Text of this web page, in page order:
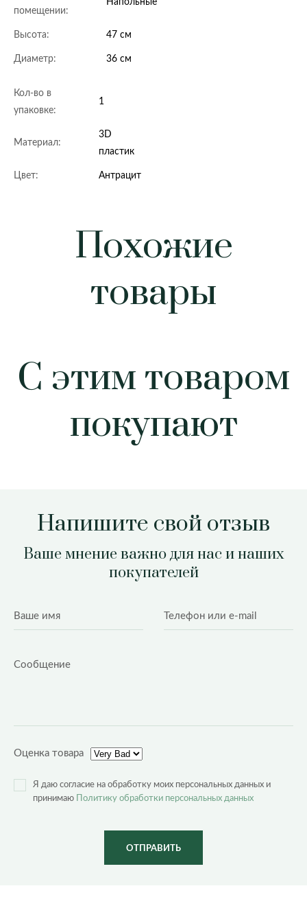
помещении:
Напольные
Высота: 47 см
Диаметр: 36 см
Кол-во в
упаковке:
1
Материал:
3D
пластик
Цвет: Антрацит
Похожие
товары
С этим товаром
покупают
Напишите свой отзыв
Ваше мнение важно для нас и наших
покупателей
Оценка товара
Я даю согласие на обработку моих персональных данных и
принимаю
Политику обработки персональных данных
ОТПРАВИТЬ